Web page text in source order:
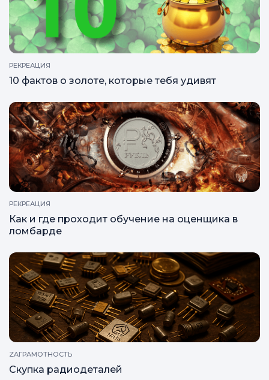
РЕКРЕАЦИЯ
10 фактов о золоте, которые тебя удивят
РЕКРЕАЦИЯ
Как и где проходит обучение на оценщика в
ломбарде
ZAГРАМОТНОСТЬ
Скупка радиодеталей